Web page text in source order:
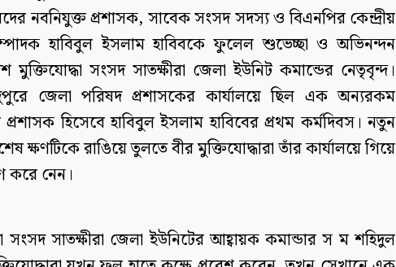
নবনিযুক্ত প্রশাসক, সাবেক সংসদ সদস্য ও বিএনপির কেন্দ্রীয়
হাবিবুল ইসলাম হাবিবকে ফুলেল শুভেচ্ছা ও অভিনন্দন
মুক্তিযোদ্ধা সংসদ সাতক্ষীরা জেলা ইউনিট কমান্ডের নেতৃবৃন্দ।
জেলা পরিষদ প্রশাসকের কার্যালয়ে ছিল এক অন্যরকম
হিসেবে হাবিবুল ইসলাম হাবিবের প্রথম কর্মদিবস। নতুন
ক্ষণটিকে রাঙিয়ে তুলতে বীর মুক্তিযোদ্ধারা তাঁর কার্যালয়ে গিয়ে
করে নেন।
সংসদ সাতক্ষীরা জেলা ইউনিটের আহ্বায়ক কমান্ডার স ম শহিদুল